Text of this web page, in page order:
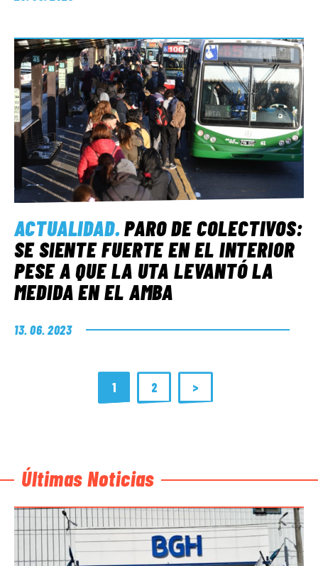
ACTUALIDAD.PARO DE COLECTIVOS:
SE SIENTE FUERTE EN EL INTERIOR
PESE A QUE LA UTA LEVANTÓ LA
MEDIDA EN EL AMBA
13. 06. 2023
1 2 >
Últimas Noticias